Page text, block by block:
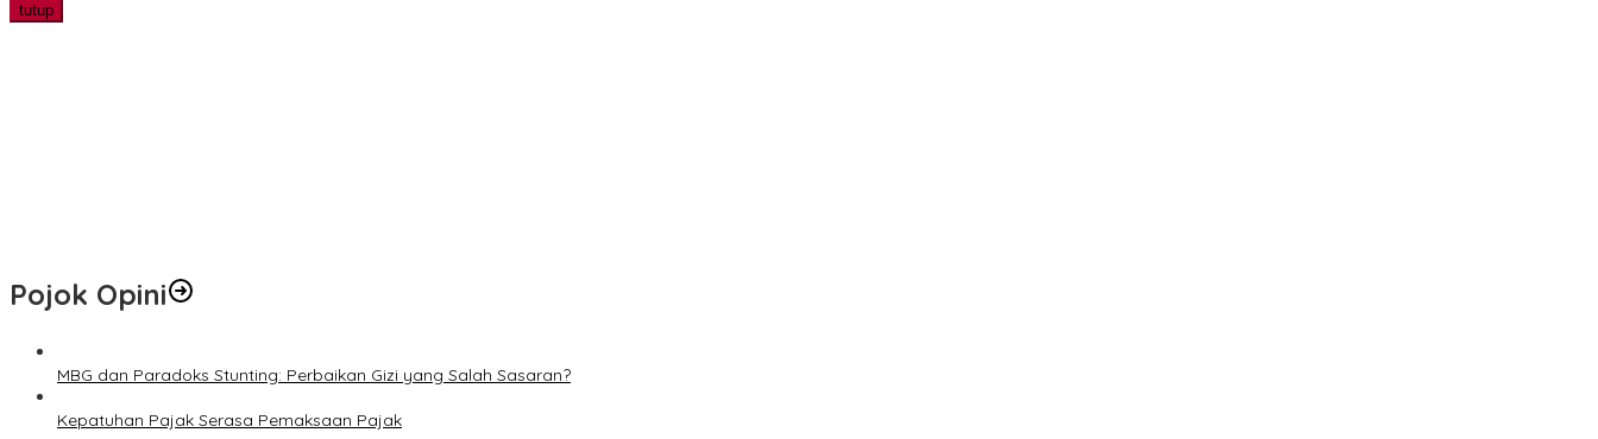
tutup
Pojok Opini
MBG dan Paradoks Stunting: Perbaikan Gizi yang Salah Sasaran?
Kepatuhan Pajak Serasa Pemaksaan Pajak